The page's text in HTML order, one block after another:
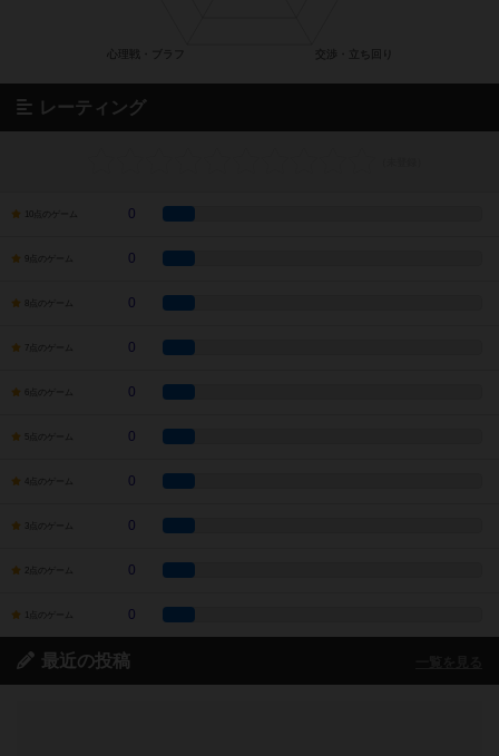
レーティング
10点のゲーム 0
9点のゲーム 0
8点のゲーム 0
7点のゲーム 0
6点のゲーム 0
5点のゲーム 0
4点のゲーム 0
3点のゲーム 0
2点のゲーム 0
1点のゲーム 0
最近の投稿